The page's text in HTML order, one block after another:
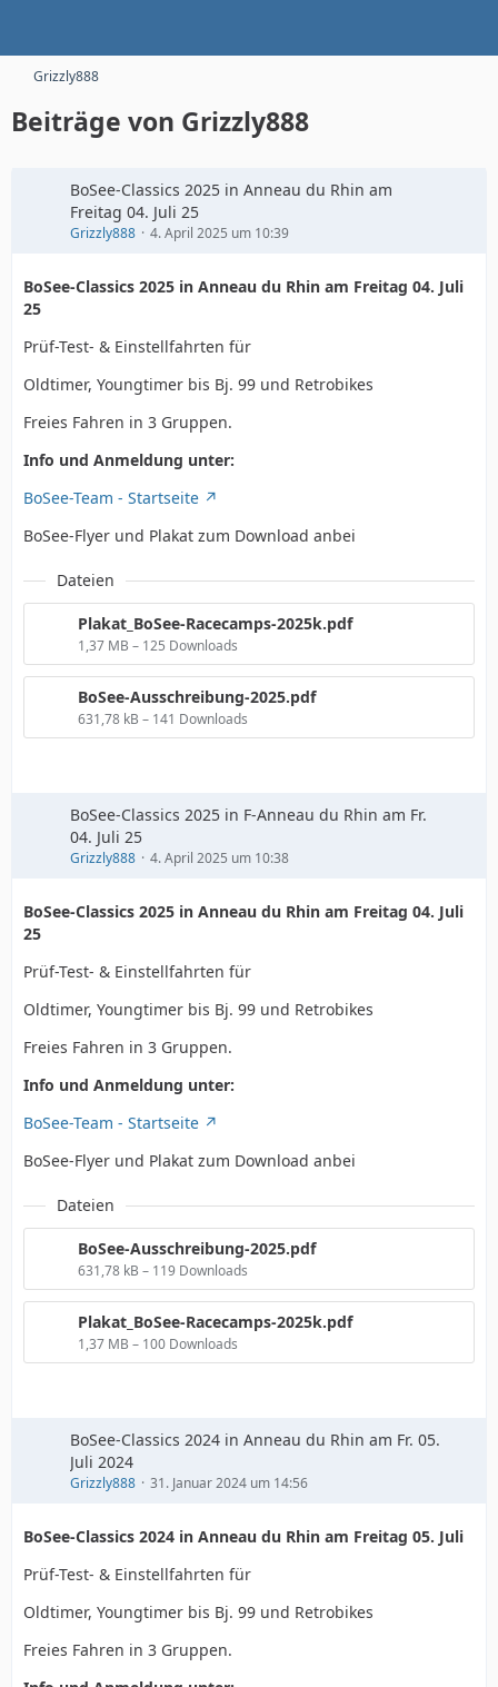
Grizzly888
Beiträge von Grizzly888
BoSee-Classics 2025 in Anneau du Rhin am
Freitag 04. Juli 25
Grizzly888 4. April 2025 um 10:39
BoSee-Classics 2025 in Anneau du Rhin am Freitag 04. Juli
25
Prüf-Test- & Einstellfahrten für
Oldtimer, Youngtimer bis Bj. 99 und Retrobikes
Freies Fahren in 3 Gruppen.
Info und Anmeldung unter:
BoSee-Team - Startseite
BoSee-Flyer und Plakat zum Download anbei
Dateien
Plakat_BoSee-Racecamps-2025k.pdf
1,37 MB – 125 Downloads
BoSee-Ausschreibung-2025.pdf
631,78 kB – 141 Downloads
BoSee-Classics 2025 in F-Anneau du Rhin am Fr.
04. Juli 25
Grizzly888 4. April 2025 um 10:38
BoSee-Classics 2025 in Anneau du Rhin am Freitag 04. Juli
25
Prüf-Test- & Einstellfahrten für
Oldtimer, Youngtimer bis Bj. 99 und Retrobikes
Freies Fahren in 3 Gruppen.
Info und Anmeldung unter:
BoSee-Team - Startseite
BoSee-Flyer und Plakat zum Download anbei
Dateien
BoSee-Ausschreibung-2025.pdf
631,78 kB – 119 Downloads
Plakat_BoSee-Racecamps-2025k.pdf
1,37 MB – 100 Downloads
BoSee-Classics 2024 in Anneau du Rhin am Fr. 05.
Juli 2024
Grizzly888 31. Januar 2024 um 14:56
BoSee-Classics 2024 in Anneau du Rhin am Freitag 05. Juli
Prüf-Test- & Einstellfahrten für
Oldtimer, Youngtimer bis Bj. 99 und Retrobikes
Freies Fahren in 3 Gruppen.